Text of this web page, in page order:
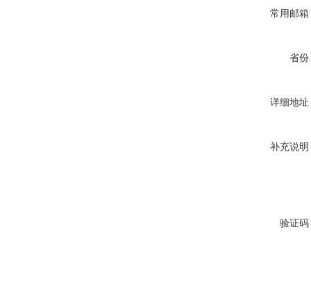
常用邮箱
省份
详细地址
补充说明
验证码